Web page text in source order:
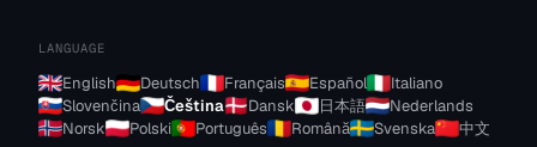
LANGUAGE
English Deutsch Français Español
Italiano
Slovenčina
Čeština Dansk 日本語
Nederlands
Norsk
Polski Português Română Svenska 中文